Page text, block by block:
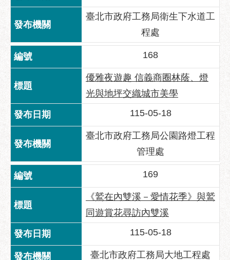
北
務
通
常
問
答
雙
語
詞
彙
陳
情
統
政
臺北市政府工務局衛生下水道工
程處
168
優雅夜遊趣 信義商圈林蔭、燈
光與地坪交織城市美學
115-05-18
臺北市政府工務局公園路燈工程
管理處
169
《鷲在內雙溪－愛情花季》與鷲
同遊賞花尋訪內雙溪
115-05-18
臺北市政府工務局大地工程處